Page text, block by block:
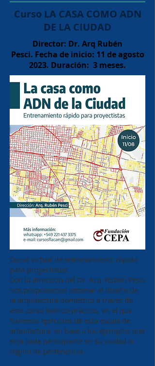
Curso LA CASA COMO ADN
DE LA CIUDAD
Director: Dr. Arq Rubén
Pesci. Fecha de inicio: 11 de agosto
2023. Duración: 3 meses.
Curso virtual de entrenamiento rápido
para proyectistas.
Con la dirección del Dr. Arq. Rubén Pesci
nos proponemos retomar el diseño de
la arquitectura doméstica a través de
este curso teórico-práctico, en el que
haremos ejercicios de esta escala de
arquitectura, en base a los ejemplos que
elija cada participante en su ciudad o
región de pertenencia.